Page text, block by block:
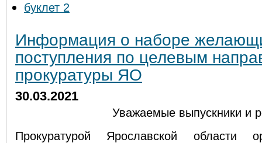
буклет 2
Информация о наборе
поступления по целевым
прокуратуры ЯО
30.03.2021
Уважаемые выпускники и
Прокуратурой Ярославской области